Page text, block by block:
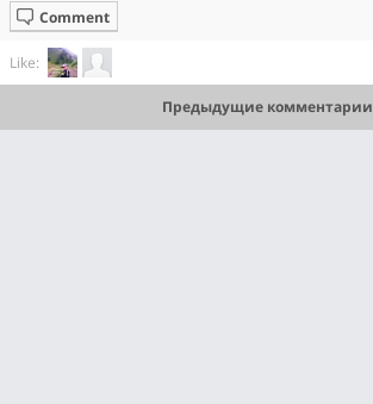
Comment
Like:
Предыдущие комментарии